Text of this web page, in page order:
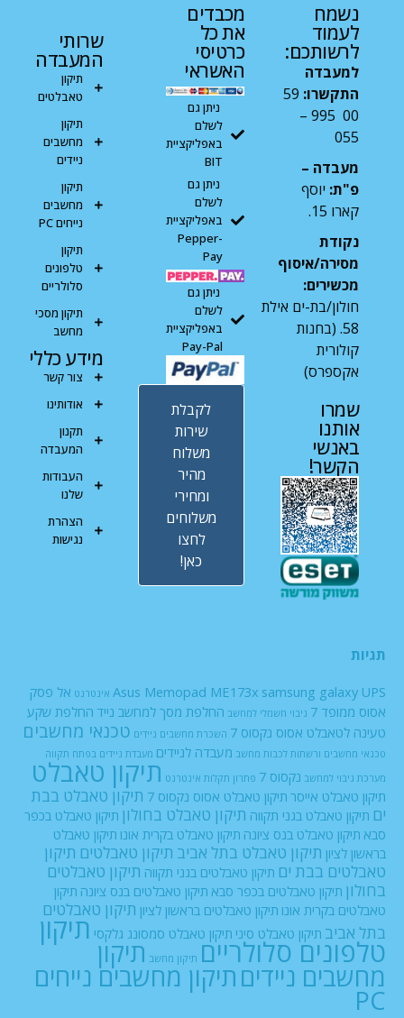
נשמח
לעמוד
לרשותכם:
למעבדה
התקשרו: 59
00 995 –
055
מעבדה –
פ"ת: יוסף
קארו 15.
נקודת
מסירה/איסוף
מכשירים:
חולון/בת-ים אילת
58. (בחנות
קולורית
אקספרס)
שמרו
אותנו
באנשי
הקשר!
מכבדים
את כל
כרטיסי
האשראי
ניתן גם
לשלם
באפליקציית
BIT
ניתן גם
לשלם
באפליקציית
Pepper-
Pay
ניתן גם
לשלם
באפליקציית
Pay-Pal
לקבלת
שירות
משלוח
מהיר
ומחירי
משלוחים
לחצו
כאן!
שרותי
המעבדה
תיקון
טאבלטים
תיקון
מחשבים
ניידים
תיקון
מחשבים
נייחים PC
תיקון
טלפונים
סלולריים
תיקון מסכי
מחשב
מידע כללי
צור קשר
אודותינו
תקנון
המעבדה
העבודות
שלנו
הצהרת
נגישות
תגיות
Asus Memopad ME173x samsung galaxy UPS אינטרנט אל פסק
אסוס ממופד 7
גיבוי חשמלי למחשב החלפת מסך למחשב נייד החלפת שקע
טעינה לטאבלט אסוס נקסוס 7
השכרת מחשבים ניידים טכנאי מחשבים
טכנאי מחשבים ורשתות לכבות מחשב מעבדה לניידים מעבדת ניידים בפתח תקווה
מערכת גיבוי למחשב נקסוס 7 פתרון תקלות אינטרנט תיקון טאבלט
תיקון טאבלט אייסר תיקון טאבלט אסוס נקסוס 7
תיקון טאבלט בבת
ים תיקון טאבלט בגני תקווה תיקון טאבלט בחולון תיקון טאבלט בכפר
סבא תיקון טאבלט בנס ציונה תיקון טאבלט בקרית אונו תיקון טאבלט
בראשון לציון תיקון טאבלט בתל אביב תיקון טאבלטים תיקון
טאבלטים בבת ים תיקון טאבלטים בגני תקווה תיקון טאבלטים
בחולון תיקון טאבלטים בכפר סבא תיקון טאבלטים בנס ציונה תיקון
טאבלטים בקרית אונו תיקון טאבלטים בראשון לציון תיקון טאבלטים
בתל אביב תיקון טאבלט סיני תיקון טאבלט סמסונג גלקסי תיקון
טלפונים סלולריים תיקון מחשב תיקון
מחשבים ניידיםתיקון מחשבים נייחים
PC